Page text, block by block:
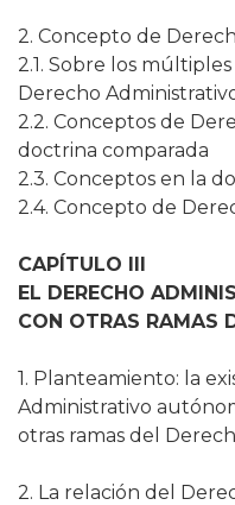
2. Concepto de
2.1. Sobre los
Derecho
2.2. Conceptos de
doctrina comparada
2.3. Conceptos en la
2.4. Concepto de
CAPÍTULO III
EL DERECHO
CON OTRAS RAMAS
1. Planteamiento: la
Administrativo
otras ramas del
2. La relación del